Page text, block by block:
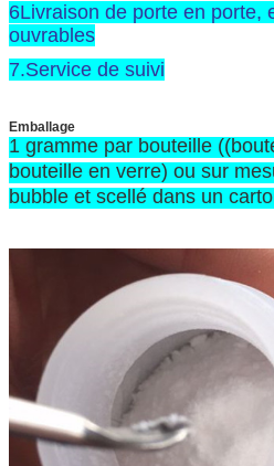
6Livraison de porte en porte,
ouvrables
7.Service de suivi
Emballage
1 gramme par bouteille
bouteille en verre) ou sur
bubble et scellé dans un